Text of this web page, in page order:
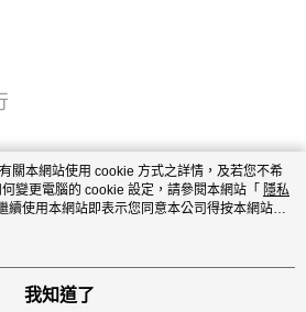
關本網站使用 cookie 方式之詳情，及若您不希
變更電腦的 cookie 設定，請參閱本網站「 隱私
續使用本網站即表示您同意本公司得按本網站使
。
我知道了